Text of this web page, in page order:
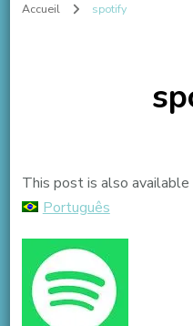
Accueil spotify
This post is also available
Português